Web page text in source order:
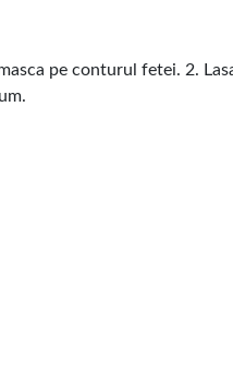
pe conturul fetei. 2.